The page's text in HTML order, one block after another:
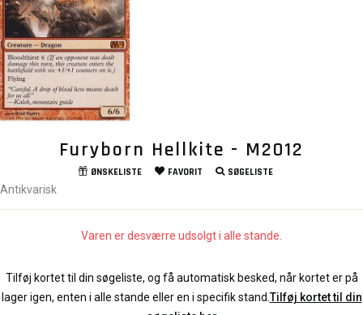
Furyborn Hellkite - M2012
ØNSKELISTE FAVORIT SØGELISTE
Antikvarisk
Varen er desværre udsolgt i alle stande.
Tilføj kortet til din søgeliste, og få automatisk besked, når kortet er på
lager igen, enten i alle stande eller en i specifik stand. Tilføj kortet til din